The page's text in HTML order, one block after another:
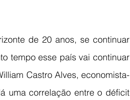
de 20 anos, se continuar
tempo esse país vai continuar
Castro Alves, economista-
uma correlação entre o déficit